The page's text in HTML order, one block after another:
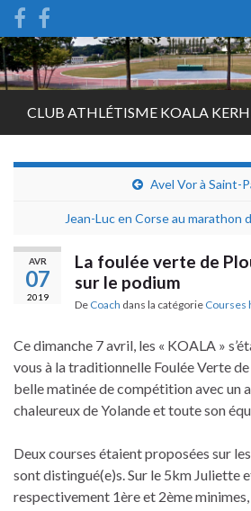
Search for:
CLUB ATHLÉTISME KOALA
Avel Vor à Saint-
Jean-Luc en Corse au marathon
AVR
07
2019
La foulée verte de
sur le podium
De Coach dans la catégorie Courses
Ce dimanche 7 avril, les « KOALA »
vous à la traditionnelle Foulée Verte
belle matinée de compétition avec un
chaleureux de Yolande et toute son
Deux courses étaient proposées sur
sont distingué(e)s. Sur le 5km Juliette
respectivement 1ère et 2ème